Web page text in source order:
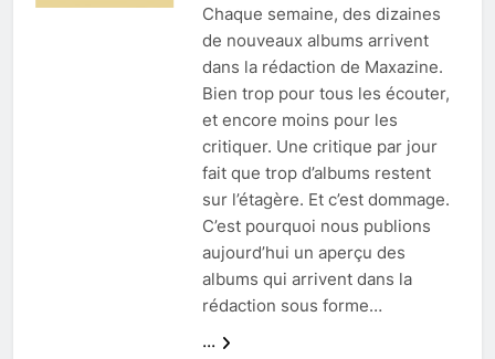
Chaque semaine, des dizaines
de nouveaux albums arrivent
dans la rédaction de Maxazine.
Bien trop pour tous les écouter,
et encore moins pour les
critiquer. Une critique par jour
fait que trop d’albums restent
sur l’étagère. Et c’est dommage.
C’est pourquoi nous publions
aujourd’hui un aperçu des
albums qui arrivent dans la
rédaction sous forme…
...